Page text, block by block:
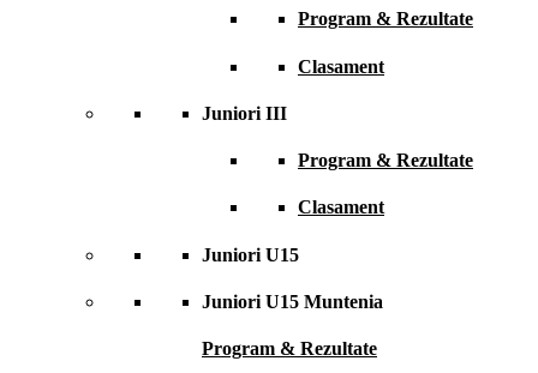
Program & Rezultate
Clasament
Juniori III
Program & Rezultate
Clasament
Juniori U15
Juniori U15 Muntenia
Program & Rezultate